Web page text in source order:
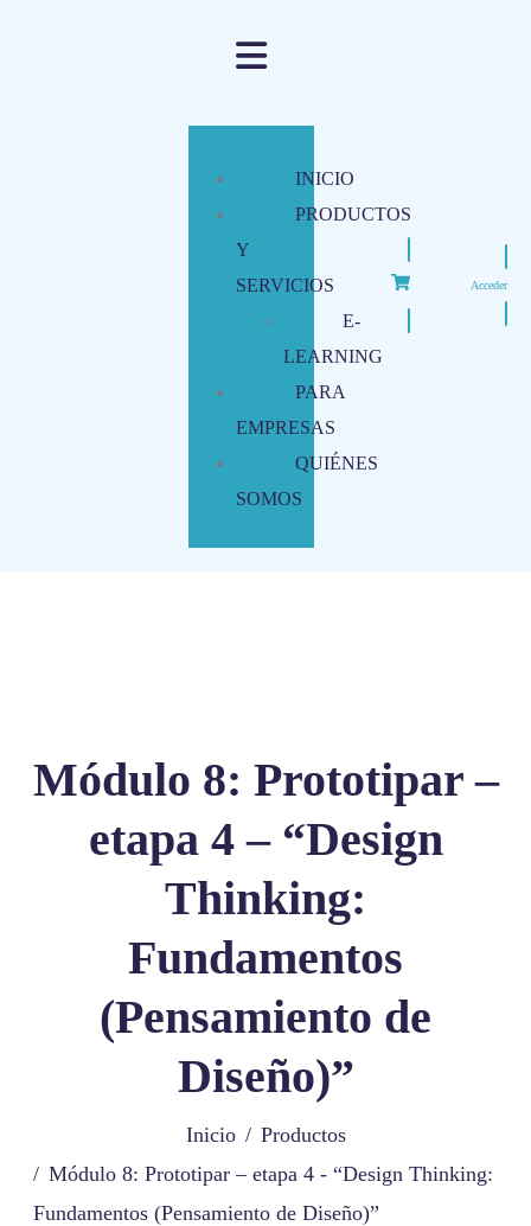
INICIO
PRODUCTOS
Y
SERVICIOS
E-
LEARNING
PARA
EMPRESAS
QUIÉNES
SOMOS
Acceder
Módulo 8: Prototipar –
etapa 4 – “Design
Thinking:
Fundamentos
(Pensamiento de
Diseño)”
Inicio
Productos
Módulo 8: Prototipar – etapa 4 - “Design Thinking:
Fundamentos (Pensamiento de Diseño)”